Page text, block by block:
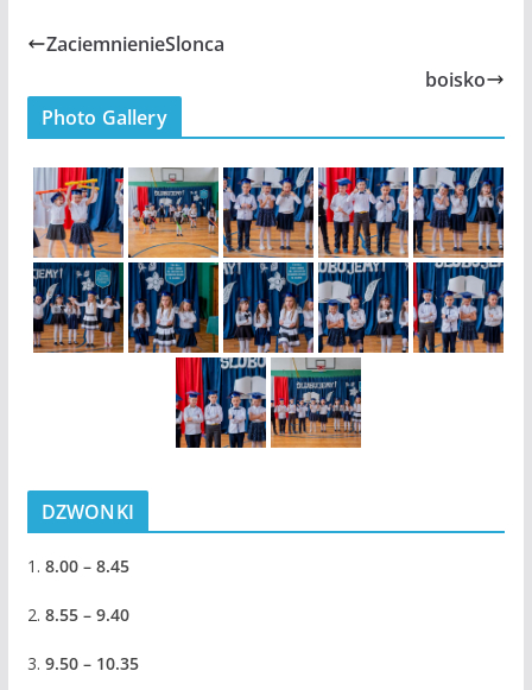
ZaciemnienieSlonca
boisko
Photo Gallery
DZWONKI
1. 8.00 – 8.45
2. 8.55 – 9.40
3. 9.50 – 10.35